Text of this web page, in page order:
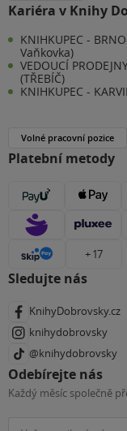
Kariéra v Knihy
KNIHKUPEC -
Vaňkovka)
VEDOUCÍ
(TŘEBÍČ)
KNIHKUPEC -
Volné pracovní pozice
Platební metody
+ 17
Sledujte nás
KnihyDobrovsky.cz
knihydobrovsky
@knihydobrovsky
Odebírejte nás
Každý měsíc společně